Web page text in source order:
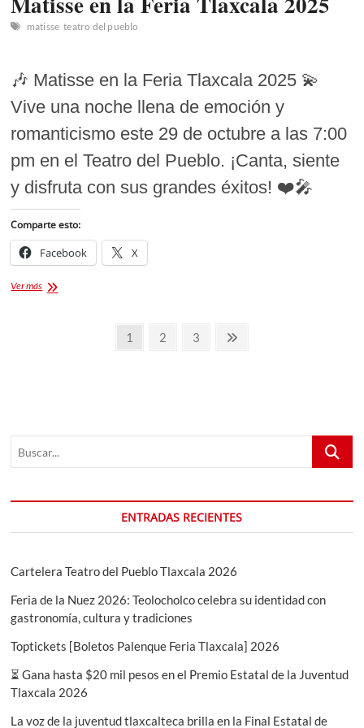
matisse teatro del pueblo
🎶 Matisse en la Feria Tlaxcala 2025 💫
Vive una noche llena de emoción y
romanticismo este 29 de octubre a las 7:00
pm en el Teatro del Pueblo. ¡Canta, siente
y disfruta con sus grandes éxitos! ❤️🎤
Comparte esto:
Facebook X
Ver másMatisse
Página
1 Página
2 Página
3
Página
Buscar...
ENTRADAS RECIENTES
Cartelera Teatro del Pueblo Tlaxcala 2026
Feria de la Nuez 2026: Teolocholco celebra su identidad con
gastronomía, cultura y tradiciones
Toptickets [Boletos Palenque Feria Tlaxcala] 2026
⏳ Gana hasta $20 mil pesos en el Premio Estatal de la Juventud
Tlaxcala 2026
La voz de la juventud tlaxcalteca brilla en la Final Estatal de